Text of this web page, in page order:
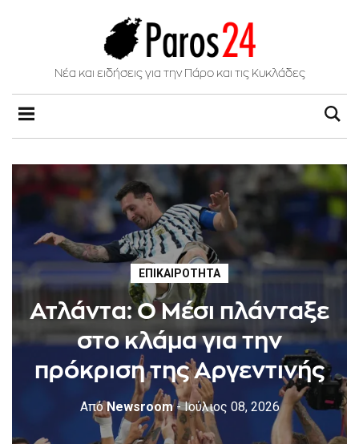
Νέα και ειδήσεις για την Πάρο και τις Κυκλάδες
ΕΠΙΚΑΙΡΌΤΗΤΑ
Ατλάντα: Ο Μέσι πλάνταξε
στο κλάμα για την
πρόκριση της Αργεντινής
ΑπόNewsroom - Ιούλιος 08, 2026